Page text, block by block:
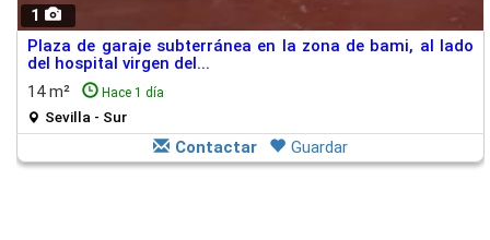
1
Plaza de garaje subterránea en la zona de bami, al lado
del hospital virgen del...
14 m²
Hace 1 día
Sevilla - Sur
Contactar Guardar